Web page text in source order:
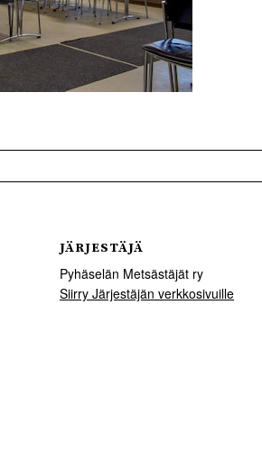
JÄRJESTÄJÄ
Pyhäselän Metsästäjät ry
Siirry Järjestäjän verkkosivuille